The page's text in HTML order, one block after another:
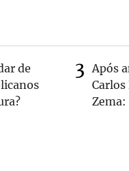
de
Após
Zema: